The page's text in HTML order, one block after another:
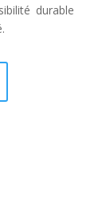
durable